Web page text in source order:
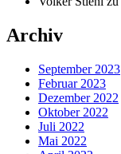
Archiv
September 2023
Februar 2023
Dezember 2022
Oktober 2022
Juli 2022
Mai 2022